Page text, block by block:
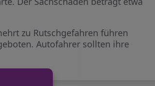
zu Rutschgefahren führen
Autofahrer sollten ihre